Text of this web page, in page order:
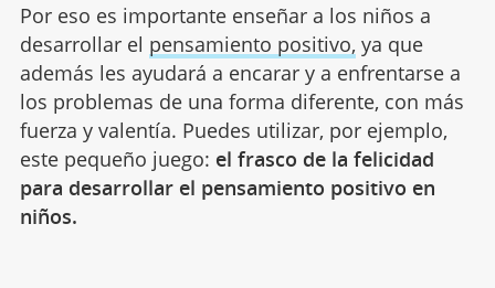
Por eso es importante enseñar a los niños a
desarrollar el pensamiento positivo, ya que
además les ayudará a encarar y a enfrentarse a
los problemas de una forma diferente, con más
fuerza y valentía. Puedes utilizar, por ejemplo,
este pequeño juego: el frasco de la felicidad
para desarrollar el pensamiento positivo en
niños.